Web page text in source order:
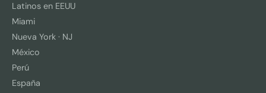
Latinos en EEUU
Miami
Nueva York · NJ
México
Perú
España